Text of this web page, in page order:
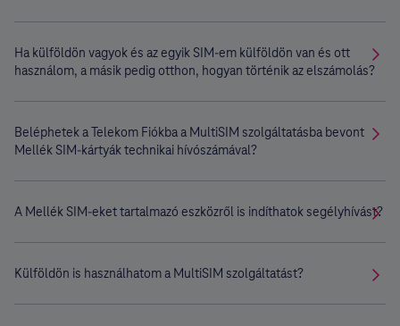
Ha külföldön vagyok és az egyik SIM-em külföldön van és ott
használom, a másik pedig otthon, hogyan történik az elszámolás?
Beléphetek a Telekom Fiókba a MultiSIM szolgáltatásba bevont
Mellék SIM-kártyák technikai hívószámával?
A Mellék SIM-eket tartalmazó eszközről is indíthatok segélyhívást?
Külföldön is használhatom a MultiSIM szolgáltatást?